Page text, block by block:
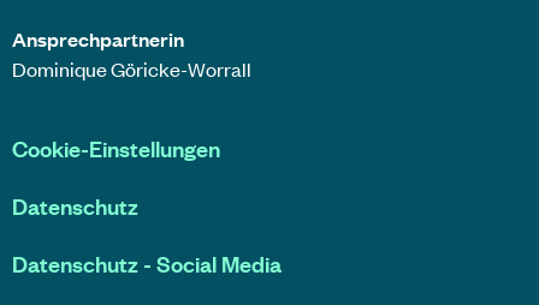
Ansprechpartnerin
Dominique Göricke-Worrall
Cookie-Einstellungen
Datenschutz
Datenschutz - Social Media